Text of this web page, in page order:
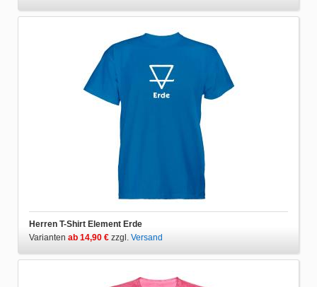
Herren T-Shirt Element Erde
Varianten ab 14,90 € zzgl. Versand